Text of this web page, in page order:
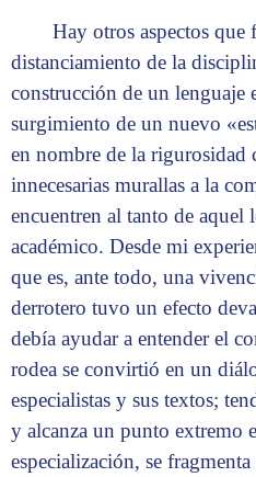
Hay otros aspectos
distanciamiento de la
construcción de un lenguaje
surgimiento de un nuevo
en nombre de la rigurosidad
innecesarias murallas a la
encuentren al tanto de
académico. Desde mi
que es, ante todo, una
derrotero tuvo un efecto
debía ayudar a entender el
rodea se convirtió en un
especialistas y sus textos;
y alcanza un punto extremo
especialización, se